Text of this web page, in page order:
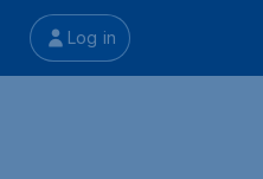
Log in